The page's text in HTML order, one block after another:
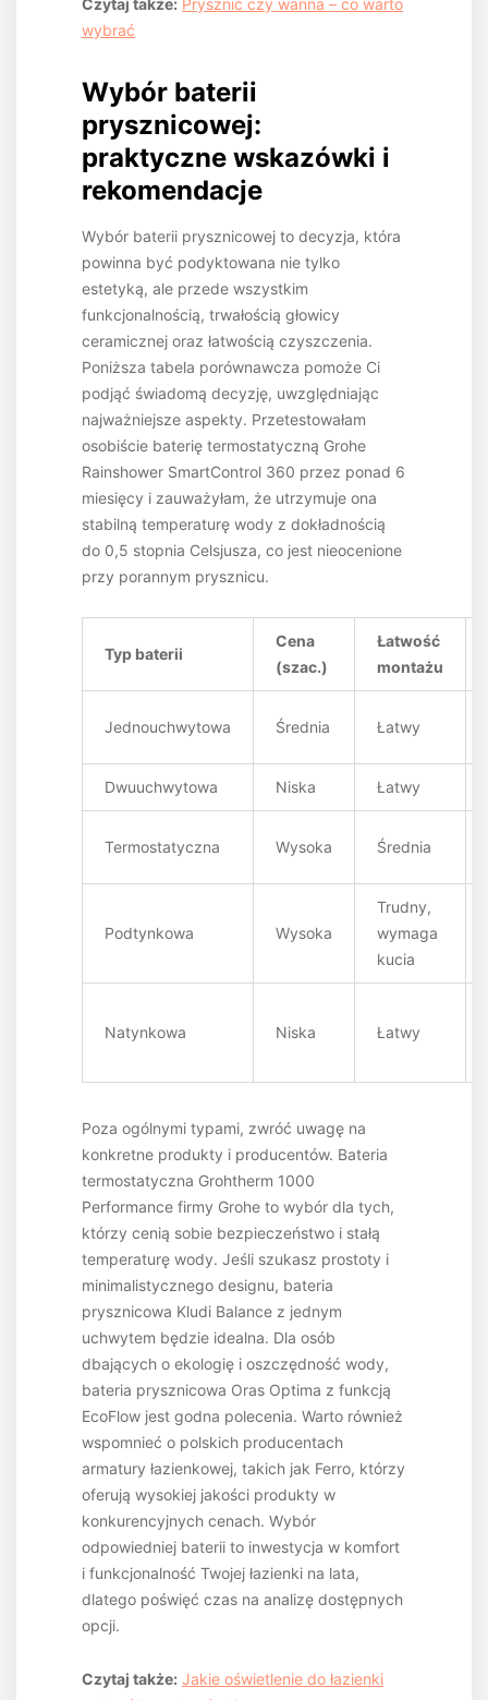
Czytaj także: Prysznic czy wanna – co warto
wybrać
Wybór baterii
prysznicowej:
praktyczne wskazówki i
rekomendacje
Wybór baterii prysznicowej to decyzja, która
powinna być podyktowana nie tylko
estetyką, ale przede wszystkim
funkcjonalnością, trwałością głowicy
ceramicznej oraz łatwością czyszczenia.
Poniższa tabela porównawcza pomoże Ci
podjąć świadomą decyzję, uwzględniając
najważniejsze aspekty. Przetestowałam
osobiście baterię termostatyczną Grohe
Rainshower SmartControl 360 przez ponad 6
miesięcy i zauważyłam, że utrzymuje ona
stabilną temperaturę wody z dokładnością
do 0,5 stopnia Celsjusza, co jest nieocenione
przy porannym prysznicu.
Typ baterii
Cena
(szac.)
Łatwość
montażu
Jednouchwytowa Średnia Łatwy
Dwuuchwytowa Niska Łatwy
Termostatyczna Wysoka Średnia
Podtynkowa Wysoka
Trudny,
wymaga
kucia
Natynkowa Niska Łatwy
Poza ogólnymi typami, zwróć uwagę na
konkretne produkty i producentów. Bateria
termostatyczna Grohtherm 1000
Performance firmy Grohe to wybór dla tych,
którzy cenią sobie bezpieczeństwo i stałą
temperaturę wody. Jeśli szukasz prostoty i
minimalistycznego designu, bateria
prysznicowa Kludi Balance z jednym
uchwytem będzie idealna. Dla osób
dbających o ekologię i oszczędność wody,
bateria prysznicowa Oras Optima z funkcją
EcoFlow jest godna polecenia. Warto również
wspomnieć o polskich producentach
armatury łazienkowej, takich jak Ferro, którzy
oferują wysokiej jakości produkty w
konkurencyjnych cenach. Wybór
odpowiedniej baterii to inwestycja w komfort
i funkcjonalność Twojej łazienki na lata,
dlatego poświęć czas na analizę dostępnych
opcji.
Czytaj także: Jakie oświetlenie do łazienki